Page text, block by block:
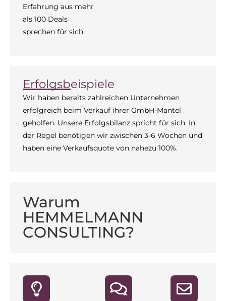
Erfahrung aus mehr
als 100 Deals
sprechen für sich.
Erfolgsbeispiele
Wir haben bereits zahlreichen Unternehmen
erfolgreich beim Verkauf ihrer GmbH-Mäntel
geholfen. Unsere Erfolgsbilanz spricht für sich. In
der Regel benötigen wir zwischen 3-6 Wochen und
haben eine Verkaufsquote von nahezu 100%.
Warum
HEMMELMANN
CONSULTING?